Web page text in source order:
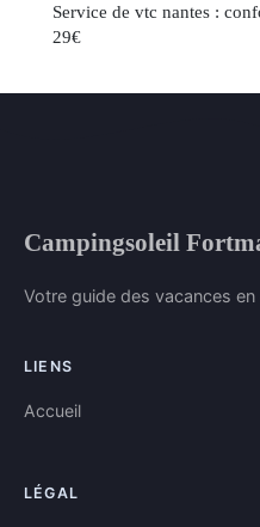
Service de vtc nantes :
29€
Campingsoleil
Votre guide des vacances
LIENS
Accueil
LÉGAL